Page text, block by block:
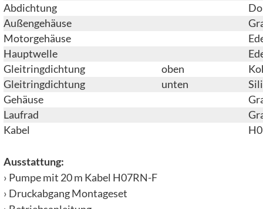
Abdichtung
Außengehäuse
Motorgehäuse
Hauptwelle
Gleitringdichtung
oben
Gleitringdichtung
unten
Gehäuse
Laufrad
Kabel
Ausstattung:
› Pumpe mit 20 m Kabel H07RN-F
› Druckabgang Montageset